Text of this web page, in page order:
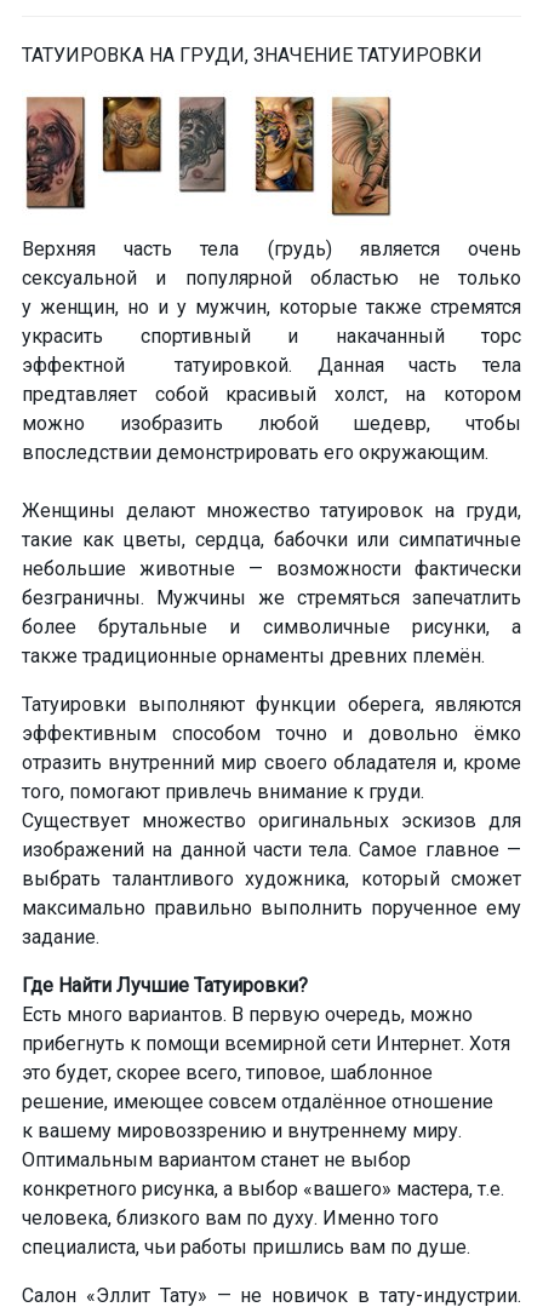
ТАТУИРОВКА НА ГРУДИ, ЗНАЧЕНИЕ ТАТУИРОВКИ
Верхняя часть тела (грудь) является очень
сексуальной и популярной областью не только
у женщин, но и у мужчин, которые также стремятся
украсить спортивный и накачанный торс
эффектной татуировкой. Данная часть тела
предтавляет собой красивый холст, на котором
можно изобразить любой шедевр, чтобы
впоследствии демонстрировать его окружающим.
Женщины делают множество татуировок на груди,
такие как цветы, сердца, бабочки или симпатичные
небольшие животные — возможности фактически
безграничны. Мужчины же стремяться запечатлить
более брутальные и символичные рисунки, а
также традиционные орнаменты древних племён.
Татуировки выполняют функции оберега, являются
эффективным способом точно и довольно ёмко
отразить внутренний мир своего обладателя и, кроме
того, помогают привлечь внимание к груди.
Существует множество оригинальных эскизов для
изображений на данной части тела. Самое главное —
выбрать талантливого художника, который сможет
максимально правильно выполнить порученное ему
задание.
Где Найти Лучшие Татуировки?
Есть много вариантов. В первую очередь, можно
прибегнуть к помощи всемирной сети Интернет. Хотя
это будет, скорее всего, типовое, шаблонное
решение, имеющее совсем отдалённое отношение
к вашему мировоззрению и внутреннему миру.
Оптимальным вариантом станет не выбор
конкретного рисунка, а выбор «вашего» мастера, т.е.
человека, близкого вам по духу. Именно того
специалиста, чьи работы пришлись вам по душе.
Салон «Эллит Тату» — не новичок в тату-индустрии.